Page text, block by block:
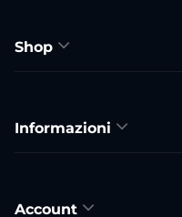
Shop
Informazioni
Account